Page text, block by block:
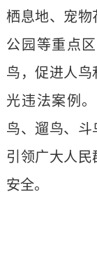
栖息地、宠物
公园等重点
鸟，促进人鸟
光违法案例
鸟、遛鸟、斗
引领广大人
安全。